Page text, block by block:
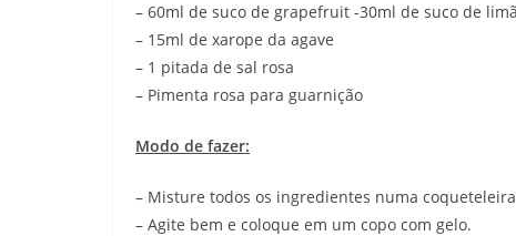
– 60ml de suco de grapefruit -30ml de suco de
– 15ml de xarope da agave
– 1 pitada de sal rosa
– Pimenta rosa para guarnição
Modo de fazer:
– Misture todos os ingredientes numa
– Agite bem e coloque em um copo com gelo.